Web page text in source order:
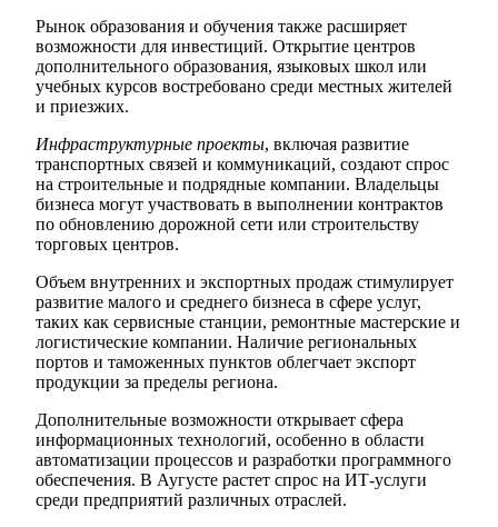
Рынок образования и обучения также расширяет
возможности для инвестиций. Открытие центров
дополнительного образования, языковых школ или
учебных курсов востребовано среди местных жителей
и приезжих.
Инфраструктурные проекты, включая развитие
транспортных связей и коммуникаций, создают спрос
на строительные и подрядные компании. Владельцы
бизнеса могут участвовать в выполнении контрактов
по обновлению дорожной сети или строительству
торговых центров.
Объем внутренних и экспортных продаж стимулирует
развитие малого и среднего бизнеса в сфере услуг,
таких как сервисные станции, ремонтные мастерские и
логистические компании. Наличие региональных
портов и таможенных пунктов облегчает экспорт
продукции за пределы региона.
Дополнительные возможности открывает сфера
информационных технологий, особенно в области
автоматизации процессов и разработки программного
обеспечения. В Аугусте растет спрос на ИТ-услуги
среди предприятий различных отраслей.